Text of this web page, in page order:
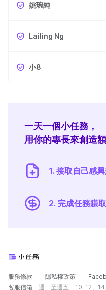
姚琬純
Lailing Ng
小8
一天一個小任務，
用你的專長來創造
1. 接取自己感
2. 完成任務賺
服務條款 隱私權政策
客服信箱
週一至週五 10-12、